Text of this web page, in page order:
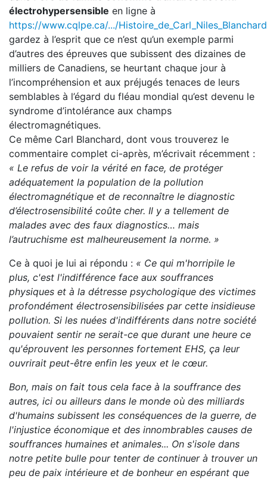
électrohypersensible en ligne à
https://www.cqlpe.ca/.../
gardez à l’esprit que ce n’est qu’un exemple parmi
d’autres des épreuves que subissent des dizaines de
milliers de Canadiens, se heurtant chaque jour à
l’incompréhension et aux préjugés tenaces de leurs
semblables à l’égard du fléau mondial qu’est devenu le
syndrome d’intolérance aux champs
électromagnétiques.
Ce même Carl Blanchard, dont vous trouverez le
commentaire complet ci-après, m’écrivait récemment :
« Le refus de voir la vérité en face, de protéger
adéquatement la population de la pollution
électromagnétique et de reconnaître le diagnostic
d’électrosensibilité coûte cher. Il y a tellement de
malades avec des faux diagnostics… mais
l’autruchisme est malheureusement la norme. »
Ce à quoi je lui ai répondu : « Ce qui m'horripile le
plus, c'est l'indifférence face aux souffrances
physiques et à la détresse psychologique des victimes
profondément électrosensibilisées par cette insidieuse
pollution. Si les nuées d'indifférents dans notre société
pouvaient sentir ne serait-ce que durant une heure ce
qu'éprouvent les personnes fortement EHS, ça leur
ouvrirait peut-être enfin les yeux et le cœur.
Bon, mais on fait tous cela face à la souffrance des
autres, ici ou ailleurs dans le monde où des milliards
d'humains subissent les conséquences de la guerre, de
l'injustice économique et des innombrables causes de
souffrances humaines et animales... On s'isole dans
notre petite bulle pour tenter de continuer à trouver un
peu de paix intérieure et de bonheur en espérant que